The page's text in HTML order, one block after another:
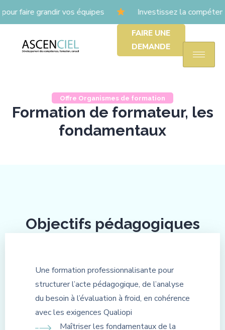
faire grandir vos équipes Investissez la compétence
FAIRE UNE
DEMANDE
Offre Organismes de formation
Formation de formateur, les
fondamentaux
Objectifs pédagogiques
Une formation professionnalisante pour
structurer l’acte pédagogique, de l’analyse
du besoin à l’évaluation à froid, en cohérence
avec les exigences Qualiopi
Maîtriser les fondamentaux de la